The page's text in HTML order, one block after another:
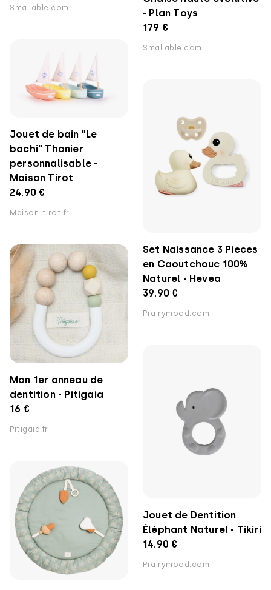
Smallable.com
- Plan Toys
179 €
Smallable.com
Jouet de bain "Le
bachi" Thonier
personnalisable -
Maison Tirot
24.90 €
Maison-tirot.fr
Set Naissance 3 Pieces
en Caoutchouc 100%
Naturel - Hevea
39.90 €
Prairymood.com
Mon 1er anneau de
dentition - Pitigaia
16 €
Pitigaia.fr
Jouet de Dentition
Éléphant Naturel - Tikiri
14.90 €
Prairymood.com